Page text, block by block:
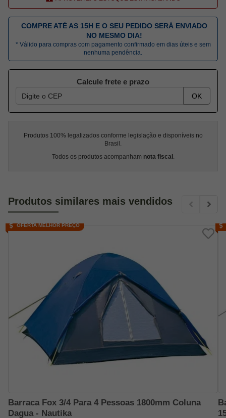
COMPRE ATÉ AS 15H E O SEU PEDIDO SERÁ ENVIADO
NO MESMO DIA!
* Válido para compras com pagamento confirmado em dias úteis e sem
nenhuma pendência.
Calcule frete e prazo
OK
Produtos 100% legalizados conforme legislação e disponíveis no
Brasil.
Todos os produtos acompanham nota fiscal .
Produtos similares mais vendidos
Barraca Fox 3/4 Para 4 Pessoas 1800mm Coluna
Dagua - Nautika
OFERTA MELHOR PREÇO